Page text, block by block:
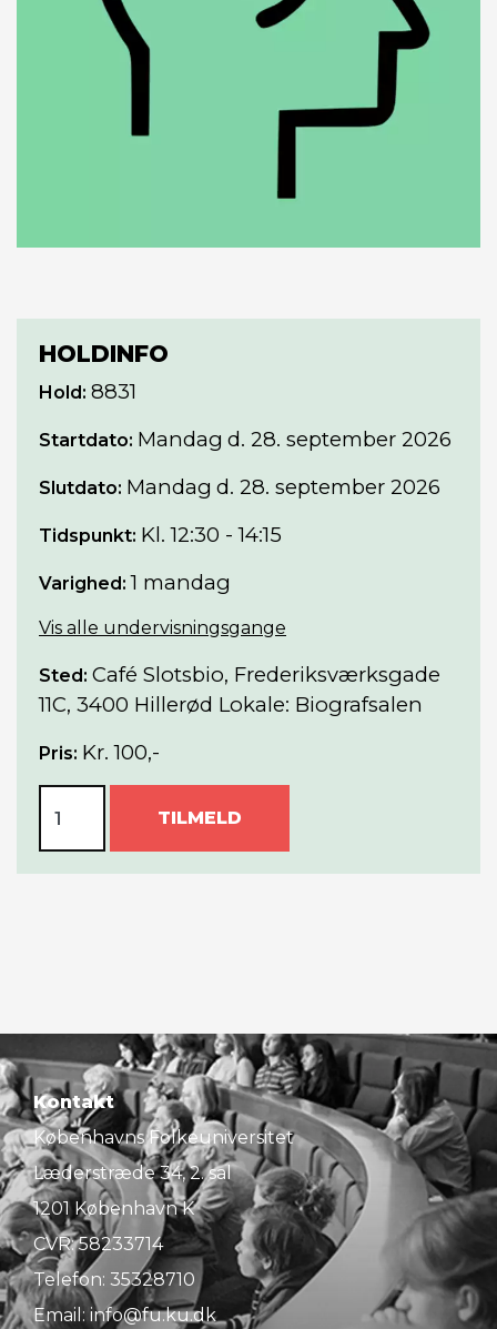
HOLDINFO
Hold: 8831
Startdato: Mandag d. 28. september 2026
Slutdato: Mandag d. 28. september 2026
Tidspunkt: Kl. 12:30 - 14:15
Varighed: 1 mandag
Vis alle undervisningsgange
Sted: Café Slotsbio, Frederiksværksgade
11C, 3400 Hillerød Lokale: Biografsalen
Pris: Kr. 100,-
TILMELD
Kontakt
Københavns Folkeuniversitet
Læderstræde 34, 2. sal
1201 København K
CVR: 58233714
Telefon: 35328710
Email: info@fu.ku.dk